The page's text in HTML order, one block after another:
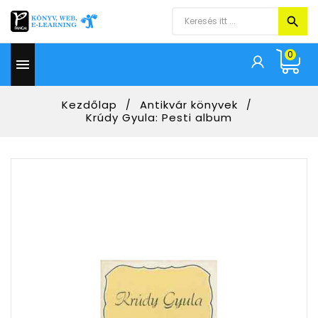

0
Kezdőlap
Antikvár könyvek
Krúdy Gyula: Pesti album